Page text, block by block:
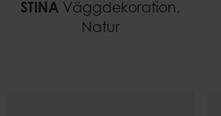
STINA Väggdekoration,
Natur